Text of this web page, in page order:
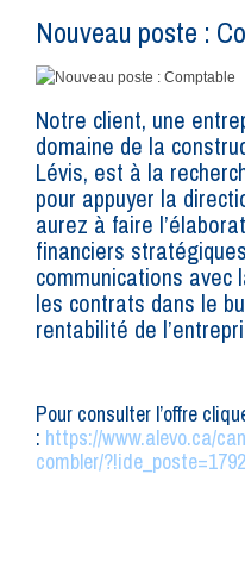
Nouveau poste :
Notre client, une
domaine de la
Lévis, est à la
pour appuyer la
aurez à faire
financiers
communications avec
les contrats dans le
rentabilité de
Pour consulter l’offre
: https://www.alevo.ca/
combler/